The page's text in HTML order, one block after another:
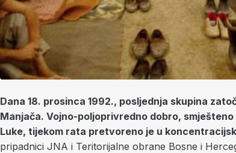
Dana 18. prosinca 1992., posljednja skupina
Manjača. Vojno-poljoprivredno dobro,
Luke, tijekom rata pretvoreno je u
pripadnici JNA i Teritorijalne obrane Bosne i